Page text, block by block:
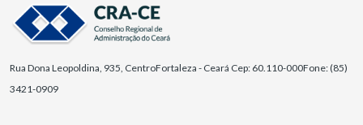
Rua Dona Leopoldina, 935, CentroFortaleza - Ceará Cep: 60.110-000Fone: (85)
3421-0909